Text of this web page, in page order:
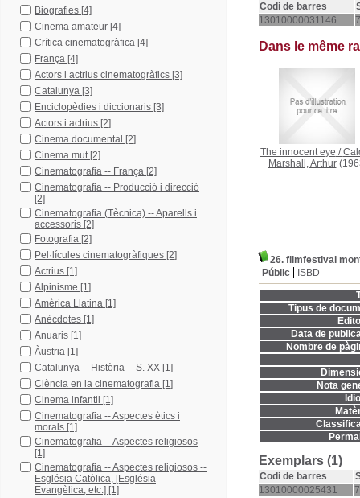
Codi de barres
13010000031146
Dans le même
The innocent eye /
Marshall, Arthur
26. filmfestival
Públic
ISBD
Tipus de
Data de
Nombre de
Nota
Exemplars (1)
Codi de barres
13010000025431
Biografies [4]
Cinema amateur [4]
Crítica cinematogràfica [4]
França [4]
Actors i actrius cinematogràfics [3]
Catalunya [3]
Enciclopèdies i diccionaris [3]
Actors i actrius [2]
Cinema documental [2]
Cinema mut [2]
Cinematografia -- França [2]
Cinematografia -- Producció i direcció
[2]
Cinematografia (Tècnica) -- Aparells i
accessoris [2]
Fotografia [2]
Pel·lícules cinematogràfiques [2]
Actrius [1]
Alpinisme [1]
Amèrica Llatina [1]
Anècdotes [1]
Anuaris [1]
Àustria [1]
Catalunya -- Història -- S. XX [1]
Ciència en la cinematografia [1]
Cinema infantil
[1]
Cinematografia -- Aspectes ètics i
morals [1]
Cinematografia -- Aspectes religiosos
[1]
Cinematografia -- Aspectes religiosos --
Església Catòlica, [Església
Evangèlica, etc.] [1]